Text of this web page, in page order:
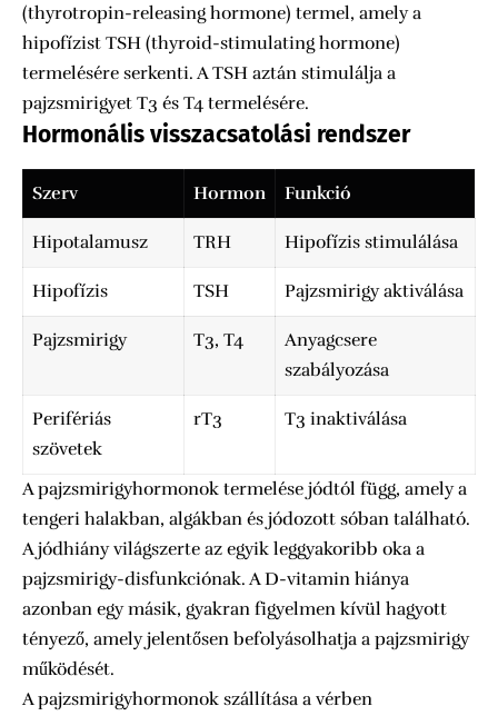
(thyrotropin-releasing hormone) termel, amely a
hipofízist TSH (thyroid-stimulating hormone)
termelésére serkenti. A TSH aztán stimulálja a
pajzsmirigyet T3 és T4 termelésére.
Hormonális visszacsatolási rendszer
Szerv Hormon Funkció
Hipotalamusz TRH Hipofízis stimulálása
Hipofízis TSH Pajzsmirigy aktiválása
Pajzsmirigy T3, T4
Anyagcsere
szabályozása
Perifériás
szövetek
rT3 T3 inaktiválása
A pajzsmirigyhormonok termelése jódtól függ, amely a
tengeri halakban, algákban és jódozott sóban található.
A jódhiány világszerte az egyik leggyakoribb oka a
pajzsmirigy-disfunkciónak. A D-vitamin hiánya
azonban egy másik, gyakran figyelmen kívül hagyott
tényező, amely jelentősen befolyásolhatja a pajzsmirigy
működését.
A pajzsmirigyhormonok szállítása a vérben